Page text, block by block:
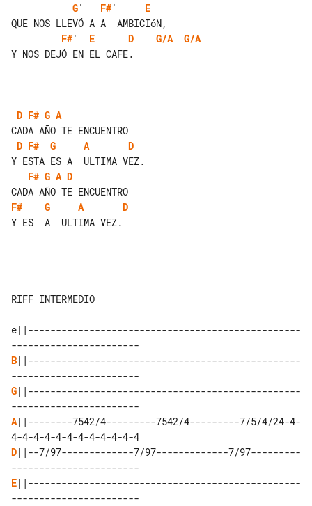
G' F#' E
F#' E D G/A
G/A
Y NOS DEJÓ EN EL CAFE.
D F# G A
D F# G A
D
F# G A D
F#
G A
D
Y ES  A  ULTIMA VEZ.
RIFF INTERMEDIO
e||-------------------------------------------------
B||-------------------------------------------------
G||-------------------------------------------------
A||--------7542/4---------7542/4---------7/5/4/24-4-
D||--7/97-------------7/97-------------7/97---------
E||-------------------------------------------------
-----------------------